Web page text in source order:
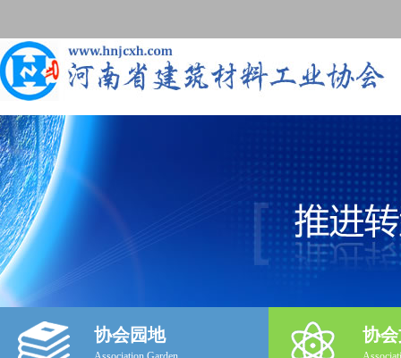
协会园地 协